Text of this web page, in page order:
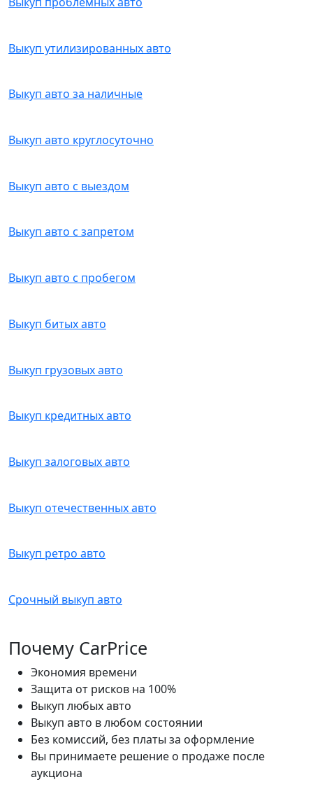
Выкуп утилизированных авто
Выкуп авто за наличные
Выкуп авто круглосуточно
Выкуп авто с выездом
Выкуп авто с запретом
Выкуп авто с пробегом
Выкуп битых авто
Выкуп грузовых авто
Выкуп кредитных авто
Выкуп залоговых авто
Выкуп отечественных авто
Выкуп ретро авто
Срочный выкуп авто
Почему CarPrice
Экономия времени
Защита от рисков на 100%
Выкуп любых авто
Выкуп авто в любом состоянии
Без комиссий, без платы за оформление
Вы принимаете решение о продаже после
аукциона